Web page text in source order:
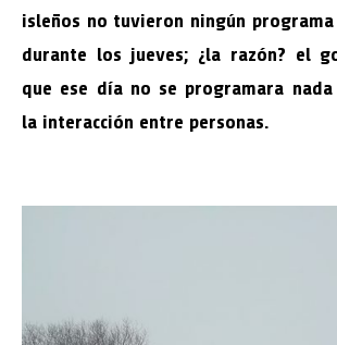
isleños no tuvieron ningún
durante los jueves; ¿la razón? el
que ese día no se programara
la interacción entre personas.